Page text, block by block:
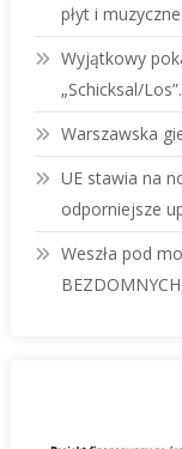
płyt i
Wyjątkowy
„Schicksal/Los”.
Warszawska
UE stawia na
odporniejsze
Weszła pod